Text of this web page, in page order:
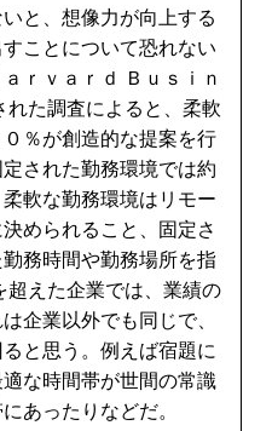
と、想像力が向上する
ことについて恐れない
ｒｖａｒｄ Ｂｕｓｉｎ
れた調査によると、柔軟
％が創造的な提案を行
された勤務環境では約
軟な勤務環境はリモー
められること、固定さ
務時間や勤務場所を指
超えた企業では、業績の
企業以外でも同じで、
と思う。例えば宿題に
な時間帯が世間の常識
あったりなどだ。